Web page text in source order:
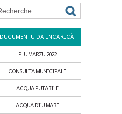
DUCUMENTU DA INCARICÀ
PLU MARZU 2022
CONSULTA MUNICIPALE
ACQUA PUTABILE
ACQUA DI U MARE